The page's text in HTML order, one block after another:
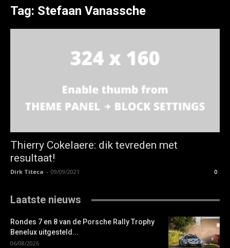
Tag: Stefaan Vanassche
Thierry Cokelaere: dik tevreden met
resultaat!
Dirk Titeca - 09/09/2021 0
Laatste nieuws
Rondes 7 en 8 van de Porsche Rally Trophy
Benelux uitgesteld...
06/08/2026